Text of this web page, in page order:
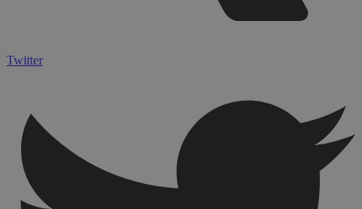
Twitter